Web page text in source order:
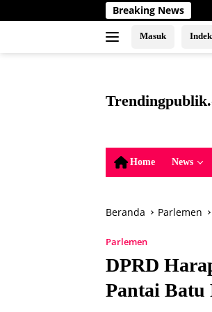
ke
Breaking News
Masuk
Terbaru,Terkini
dan
Terpercaya
Home News
Beranda Parlemen
Parlemen
DPRD
Pantai Batu